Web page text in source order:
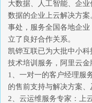
大数据、人工智能、企
数据的企业上云解决方
事处，服务全国各地企
立了良好合作关系。
凯铧互联已为大批中小
技术培训服务，阿里云金
1、一对一的客户经理服
的售前支持与解决方案
2、云运维服务专家：上